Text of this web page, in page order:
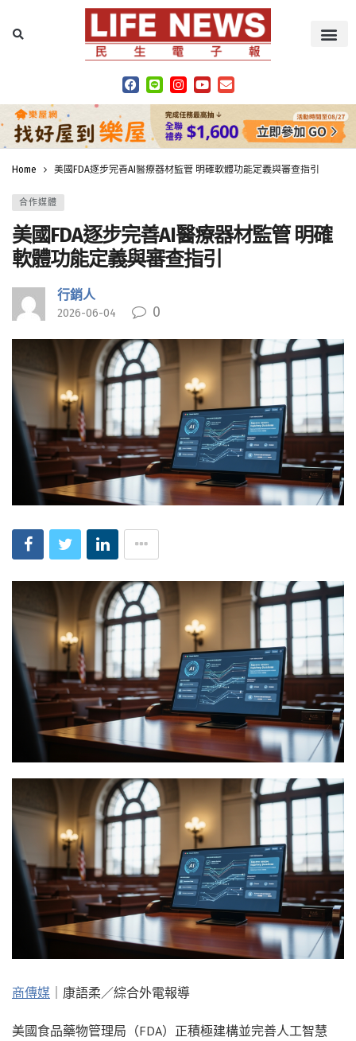
Home 美國FDA逐步完善AI醫療器材監管 明確軟體功能定義與審查指引
合作媒體
美國FDA逐步完善AI醫療器材監管 明確
軟體功能定義與審查指引
行銷人
2026-06-04 0
商傳媒 ｜康語柔／綜合外電報導
美國食品藥物管理局（FDA）正積極建構並完善人工智慧